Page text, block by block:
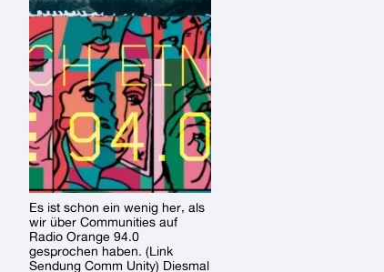
Es ist schon ein wenig her, als
wir über Communities auf
Radio Orange 94.0
gesprochen haben. (Link
Sendung Comm Unity) Diesmal